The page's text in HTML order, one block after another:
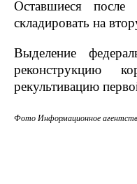
Оставшиеся после
складировать на
Выделение
реконструкцию
рекультивацию
Фото Информационное